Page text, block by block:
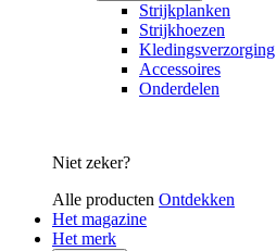
Strijkplanken
Strijkhoezen
Kledingsverzorging
Accessoires
Onderdelen
Niet zeker?
Alle producten Ontdekken
Het magazine
Het merk